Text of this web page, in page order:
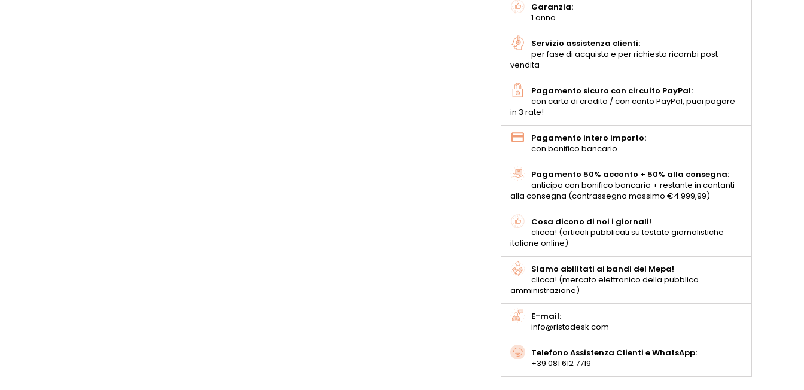
Garanzia:
1 anno
Servizio assistenza clienti:
per fase di acquisto e per richiesta ricambi post
vendita
Pagamento sicuro con circuito PayPal:
con carta di credito / con conto PayPal, puoi pagare
in 3 rate!
Pagamento intero importo:
con bonifico bancario
Pagamento 50% acconto + 50% alla consegna:
anticipo con bonifico bancario + restante in contanti
alla consegna (contrassegno massimo €4.999,99)
Cosa dicono di noi i giornali!
clicca! (articoli pubblicati su testate giornalistiche
italiane online)
Siamo abilitati ai bandi del Mepa!
clicca! (mercato elettronico della pubblica
amministrazione)
E-mail:
info@ristodesk.com
Telefono Assistenza Clienti e WhatsApp:
+39 081 612 7719